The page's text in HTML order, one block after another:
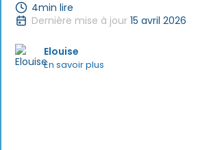
4min lire
Dernière mise à jour 15 avril 2026
Elouise
En savoir plus